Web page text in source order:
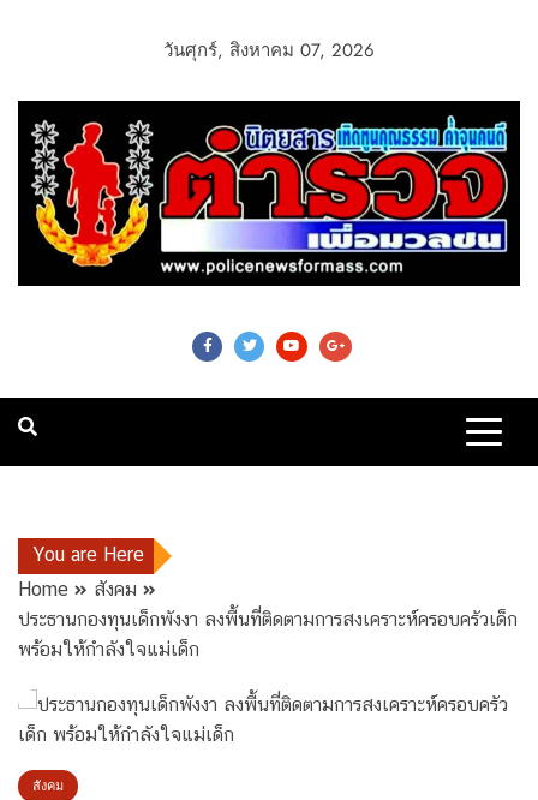
วันศุกร์, สิงหาคม 07, 2026
Police News For
Mass
You are Here
Home
สังคม
ประธานกองทุนเด็กพังงา ลงพื้นที่ติดตามการสงเคราะห์ครอบครัวเด็ก
พร้อมให้กำลังใจแม่เด็ก
สังคม